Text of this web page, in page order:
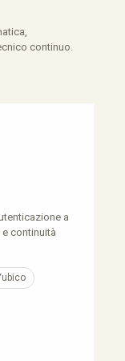
continuo.
a
continuità